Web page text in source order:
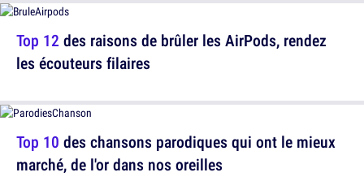
Top 12 des raisons de brûler les AirPods, rendez
les écouteurs filaires
Top 10 des chansons parodiques qui ont le mieux
marché, de l'or dans nos oreilles